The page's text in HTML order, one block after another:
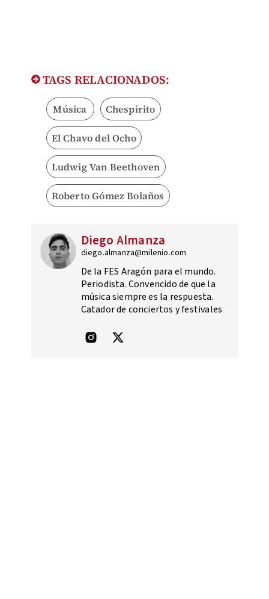
TAGS RELACIONADOS:
Música Chespirito
El Chavo del Ocho
Ludwig Van Beethoven
Roberto Gómez Bolaños
Diego Almanza
diego.almanza@milenio.com
De la FES Aragón para el mundo.
Periodista. Convencido de que la
música siempre es la respuesta.
Catador de conciertos y festivales